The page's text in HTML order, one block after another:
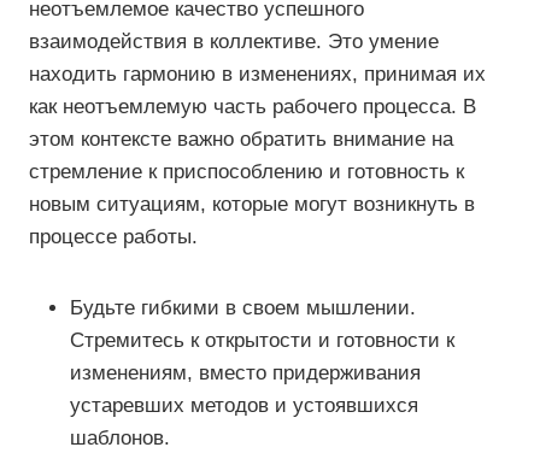
неотъемлемое качество успешного
взаимодействия в коллективе. Это умение
находить гармонию в изменениях, принимая их
как неотъемлемую часть рабочего процесса. В
этом контексте важно обратить внимание на
стремление к приспособлению и готовность к
новым ситуациям, которые могут возникнуть в
процессе работы.
Будьте гибкими в своем мышлении.
Стремитесь к открытости и готовности к
изменениям, вместо придерживания
устаревших методов и устоявшихся
шаблонов.